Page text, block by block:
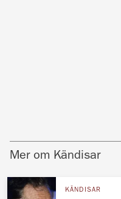
Mer om Kändisar
KÄNDISAR